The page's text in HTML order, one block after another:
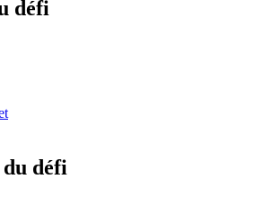
défi
défi